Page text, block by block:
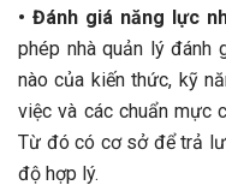
• Đánh giá năng lực
phép nhà quản lý đánh
nào của kiến thức, kỹ
việc và các chuẩn mực
Từ đó có cơ sở để trả
độ hợp lý.